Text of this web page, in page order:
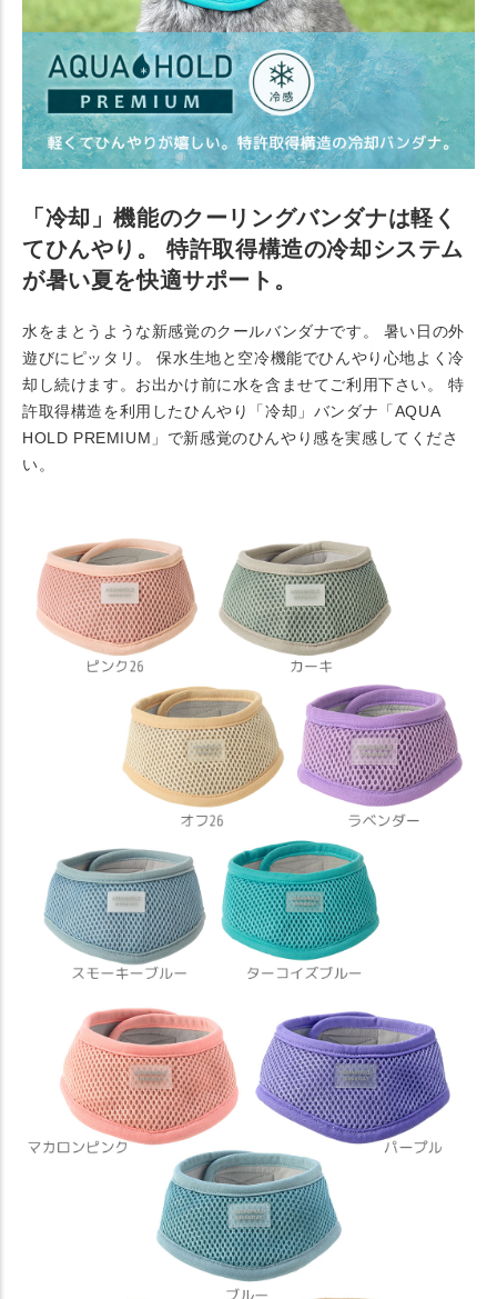
「冷却」機能のクーリングバンダナは軽く
てひんやり。 特許取得構造の冷却システム
が暑い夏を快適サポート。
水をまとうような新感覚のクールバンダナです。 暑い日の外
遊びにピッタリ。 保水生地と空冷機能でひんやり心地よく冷
却し続けます。お出かけ前に水を含ませてご利用下さい。 特
許取得構造を利用したひんやり「冷却」バンダナ「AQUA
HOLD PREMIUM」で新感覚のひんやり感を実感してくださ
い。